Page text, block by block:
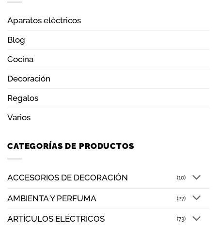
Aparatos eléctricos
Blog
Cocina
Decoración
Regalos
Varios
CATEGORÍAS DE PRODUCTOS
ACCESORIOS DE DECORACIÓN (10)
AMBIENTA Y PERFUMA (27)
ARTÍCULOS ELÉCTRICOS (73)